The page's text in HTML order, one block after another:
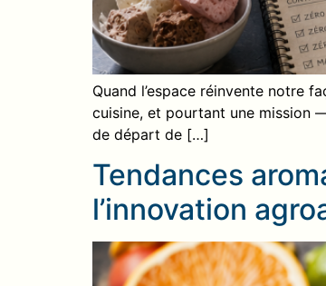
Quand l’espace réinvente notre
cuisine, et pourtant une mission
de départ de […]
Tendances
l’innovation